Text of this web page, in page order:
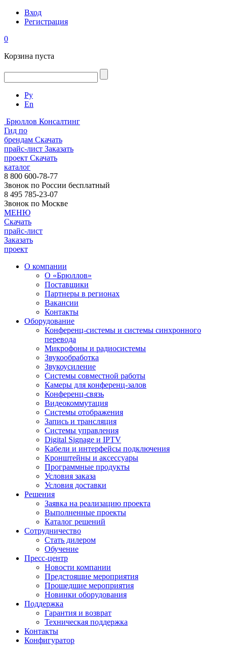
Вход
Регистрация
0
Корзина пуста
Ру
En
Брюллов Консалтинг
Гид по
брендам Скачать
прайс-лист Заказать
проект Скачать
каталог
8 800 600-78-77
Звонок по России бесплатный
8 495 785-23-07
Звонок по Москве
МЕНЮ
Скачать
прайс-лист
Заказать
проект
О компании
О «Брюллов»
Поставщики
Партнеры в регионах
Вакансии
Контакты
Оборудование
Конференц-системы и системы синхронного
перевода
Микрофоны и радиосистемы
Звукообработка
Звукоусиление
Системы совместной работы
Камеры для конференц-залов
Конференц-связь
Видеокоммутация
Системы отображения
Запись и трансляция
Системы управления
Digital Signage и IPTV
Кабели и интерфейсы подключения
Кронштейны и аксессуары
Программные продукты
Условия заказа
Условия доставки
Решения
Заявка на реализацию проекта
Выполненные проекты
Каталог решений
Сотрудничество
Стать дилером
Обучение
Пресс-центр
Новости компании
Предстоящие мероприятия
Прошедшие мероприятия
Новинки оборудования
Поддержка
Гарантия и возврат
Техническая поддержка
Контакты
Конфигуратор